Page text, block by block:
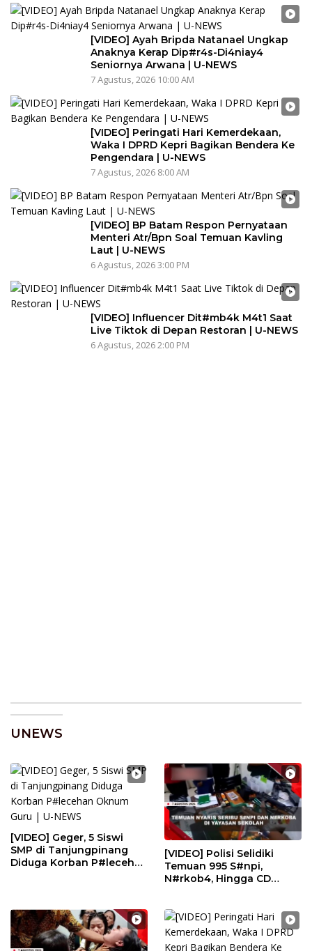
[VIDEO] Ayah Bripda Natanael Ungkap
Anaknya Kerap Dip#r4s-Di4niay4
Seniornya Arwana | U-NEWS
7 Agustus, 2026 10:00 AM
[VIDEO] Peringati Hari Kemerdekaan,
Waka I DPRD Kepri Bagikan Bendera Ke
Pengendara | U-NEWS
7 Agustus, 2026 8:00 AM
[VIDEO] BP Batam Respon Pernyataan
Menteri Atr/Bpn Soal Temuan Kavling
Laut | U-NEWS
6 Agustus, 2026 3:00 PM
[VIDEO] Influencer Dit#mb4k M4t1 Saat
Live Tiktok di Depan Restoran | U-NEWS
6 Agustus, 2026 2:00 PM
UNEWS
[VIDEO] Geger, 5 Siswi
SMP di Tanjungpinang
Diduga Korban P#lecehan
[VIDEO] Polisi Selidiki
Temuan 995 S#npi,
N#rkob4, Hingga CD